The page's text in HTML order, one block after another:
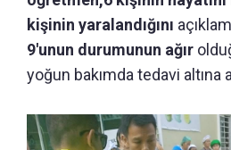
kişinin yaralandığını
9'unun durumunun ağır
yoğun bakımda tedavi altına